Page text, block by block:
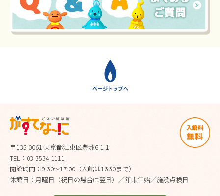
〒135-0061 東京都江東区豊洲6-1-1
TEL：03-3534-1111
開館時間：9:30～17:00（入館は16:30まで）
休館日：月曜日（祝日の場合は翌日）／年末年始／施設点検日